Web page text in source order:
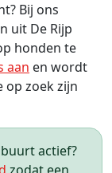
Bij ons
uit De Rijp
honden te
aan en wordt
op zoek zijn
actief?